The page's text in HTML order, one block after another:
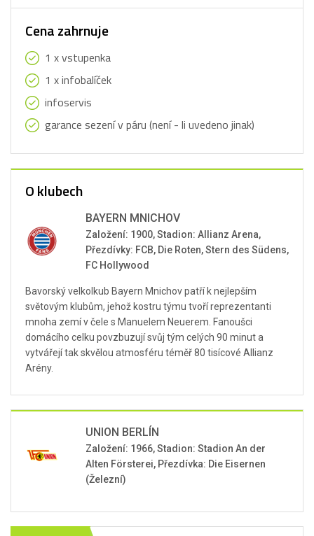
Cena zahrnuje
1 x vstupenka
1 x infobalíček
infoservis
garance sezení v páru (není - li uvedeno jinak)
O klubech
BAYERN MNICHOV
Založení: 1900, Stadion: Allianz Arena,
Přezdívky: FCB, Die Roten, Stern des Südens,
FC Hollywood
Bavorský velkolkub Bayern Mnichov patří k nejlepším
světovým klubům, jehož kostru týmu tvoří reprezentanti
mnoha zemí v čele s Manuelem Neuerem. Fanoušci
domácího celku povzbuzují svůj tým celých 90 minut a
vytvářejí tak skvělou atmosféru téměř 80 tisícové Allianz
Arény.
UNION BERLÍN
Založení: 1966, Stadion: Stadion An der
Alten Försterei, Přezdívka: Die Eisernen
(Železní)